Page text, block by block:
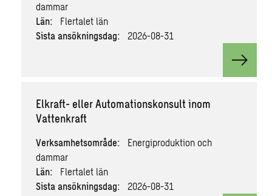
dammar
Län:
Flertalet län
Sista ansökningsdag:
2026-08-31
View
Elkraft- eller Automationskonsult inom
Vattenkraft
Verksamhetsområde:
Energiproduktion och
dammar
Län:
Flertalet län
Sista ansökningsdag:
2026-08-31